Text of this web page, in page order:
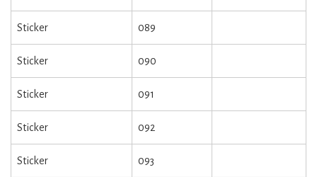
Sticker 089
Sticker 090
Sticker 091
Sticker 092
Sticker 093